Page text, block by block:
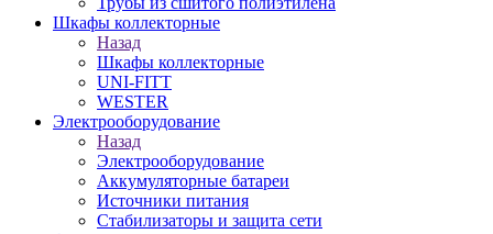
Шкафы коллекторные
Назад
Шкафы коллекторные
UNI-FITT
WESTER
Электрооборудование
Назад
Электрооборудование
Аккумуляторные батареи
Источники питания
Стабилизаторы и защита сети